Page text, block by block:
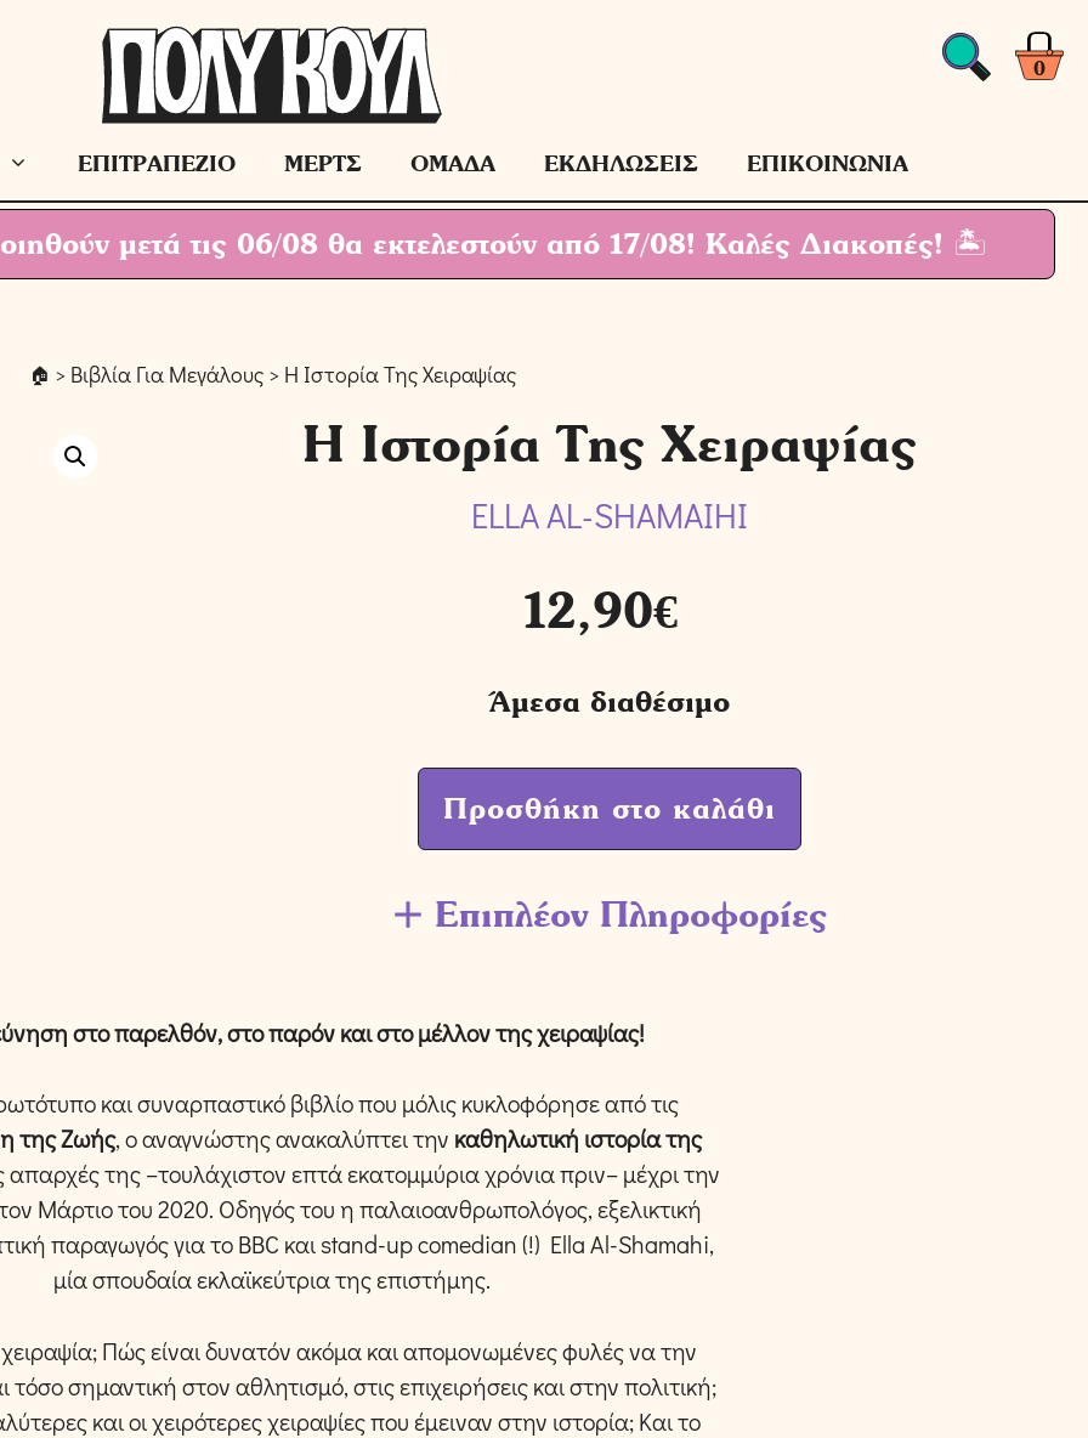
0
ΕΠΙΤΡΑΠΕΖΙΟ ΜΕΡΤΣ ΟΜΑΔΑ ΕΚΔΗΛΩΣΕΙΣ ΕΠΙΚΟΙΝΩΝΙΑ
μετά τις 06/08 θα εκτελεστούν από 17/08! Καλές Διακοπές! 🏝
> Βιβλία Για Μεγάλους> Η Ιστορία Της Χειραψίας
Η Ιστορία Της Χειραψίας
ELLA AL-SHAMAIHI
12,90€
Άμεσα διαθέσιμο
Προσθήκη στο καλάθι
Επιπλέον Πληροφορίες
στο παρελθόν, στο παρόνκαι στο μέλλον της χειραψίας!
και συναρπαστικό βιβλίο που μόλις κυκλοφόρησε από τις
της Ζωής, ο αναγνώστης ανακαλύπτει την καθηλωτική ιστορία της
απαρχές της –τουλάχιστον επτά εκατομμύρια χρόνια πριν– μέχρι την
Μάρτιο του 2020. Οδηγός του η παλαιοανθρωπολόγος, εξελικτική
παραγωγός για το BBC και stand-up comedian (!) Ella Al-Shamahi,
μία σπουδαία εκλαϊκεύτρια της επιστήμης.
χειραψία; Πώς είναι δυνατόν ακόμα και απομονωμένες φυλές να την
τόσο σημαντική στον αθλητισμό, στις επιχειρήσεις και στην πολιτική;
και οι χειρότερες χειραψίες που έμειναν στην ιστορία; Και το